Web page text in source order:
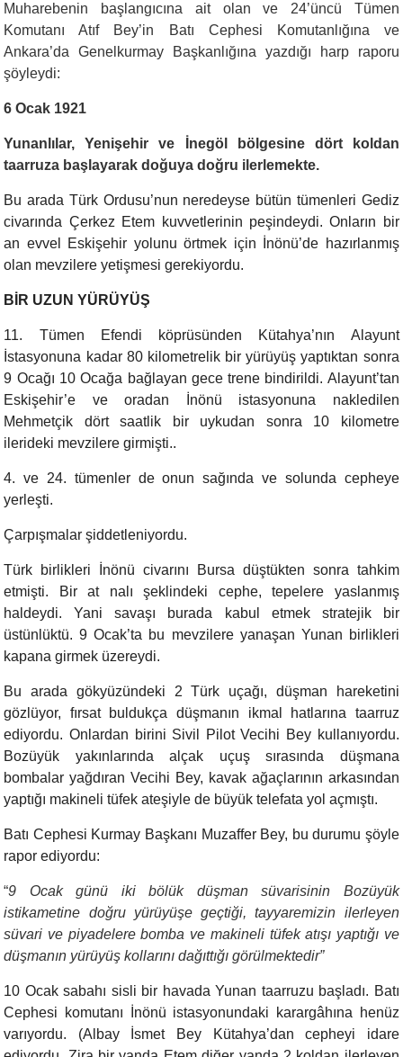
Muharebenin başlangıcına ait olan ve 24’üncü Tümen
Komutanı Atıf Bey’in Batı Cephesi Komutanlığına ve
Ankara’da Genelkurmay Başkanlığına yazdığı harp raporu
şöyleydi:
6 Ocak 1921
Yunanlılar, Yenişehir ve İnegöl bölgesine dört koldan
taarruza başlayarak doğuya doğru ilerlemekte.
Bu arada Türk Ordusu’nun neredeyse bütün tümenleri Gediz
civarında Çerkez Etem kuvvetlerinin peşindeydi. Onların bir
an evvel Eskişehir yolunu örtmek için İnönü’de hazırlanmış
olan mevzilere yetişmesi gerekiyordu.
BİR UZUN YÜRÜYÜŞ
11. Tümen
Efendi köprüsünden Kütahya’nın Alayunt
İstasyonuna kadar 80 kilometrelik bir yürüyüş yaptıktan sonra
9 Ocağı 10 Ocağa bağlayan gece trene bindirildi. Alayunt’tan
Eskişehir’e ve oradan İnönü istasyonuna nakledilen
Mehmetçik
dört saatlik bir uykudan sonra 10 kilometre
ilerideki mevzilere girmişti..
4. ve 24. tümenler de onun sağında ve solunda cepheye
yerleşti.
Çarpışmalar şiddetleniyordu.
Türk birlikleri İnönü civarını Bursa düştükten sonra tahkim
etmişti. Bir at nalı şeklindeki cephe, tepelere yaslanmış
haldeydi. Yani savaşı burada kabul etmek stratejik bir
üstünlüktü. 9 Ocak’ta bu mevzilere yanaşan Yunan birlikleri
kapana girmek üzereydi.
Bu arada gökyüzündeki 2 Türk uçağı, düşman hareketini
gözlüyor, fırsat buldukça düşmanın ikmal hatlarına taarruz
ediyordu. Onlardan birini Sivil Pilot Vecihi Bey kullanıyordu.
Bozüyük yakınlarında alçak uçuş sırasında düşmana
bombalar yağdıran Vecihi Bey, kavak ağaçlarının arkasından
yaptığı makineli tüfek ateşiyle de büyük telefata yol açmıştı.
Batı Cephesi Kurmay Başkanı Muzaffer Bey, bu durumu şöyle
rapor ediyordu:
“9 Ocak günü iki bölük düşman süvarisinin Bozüyük
istikametine doğru yürüyüşe geçtiği, tayyaremizin ilerleyen
süvari ve piyadelere bomba ve makineli tüfek atışı yaptığı ve
düşmanın yürüyüş kollarını dağıttığı görülmektedir”
10 Ocak sabahı sisli bir havada Yunan taarruzu başladı. Batı
Cephesi komutanı İnönü istasyonundaki karargâhına henüz
varıyordu. (Albay İsmet Bey Kütahya’dan cepheyi idare